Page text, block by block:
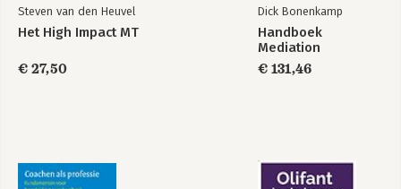
Steven van den Heuvel
Het High Impact MT
€ 27,50
Dick Bonenkamp
Handboek
Mediation
€ 131,46